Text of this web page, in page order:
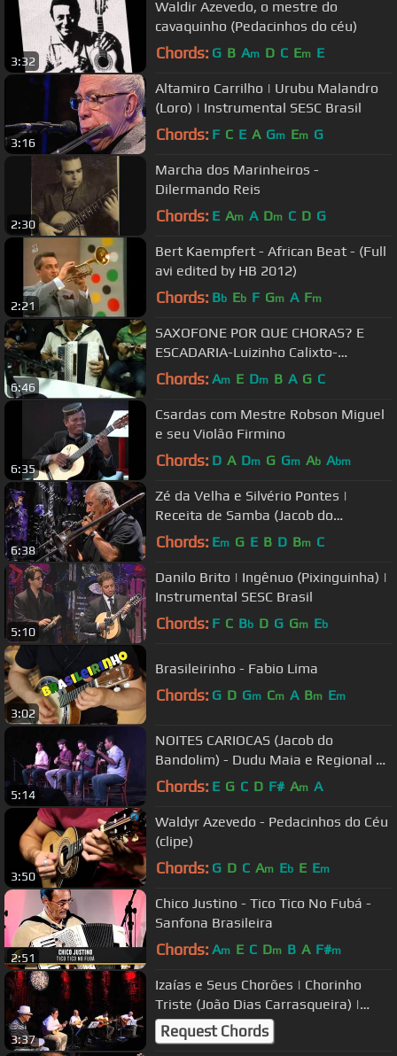
3:32
Waldir Azevedo, o mestre do
cavaquinho (Pedacinhos do céu)
Chords: G B Am D C Em E
3:16
Altamiro Carrilho | Urubu Malandro
(Loro) | Instrumental SESC Brasil
Chords: F C E A Gm Em G
2:30
Marcha dos Marinheiros -
Dilermando Reis
Chords: E Am A Dm C D G
2:21
Bert Kaempfert - African Beat - (Full
avi edited by HB 2012)
Chords: Bb Eb F Gm A Fm
6:46
SAXOFONE POR QUE CHORAS? E
ESCADARIA-Luizinho Calixto-
PROGRAMA BRASILEIRINHO.mp4
Chords: Am E Dm B A G C
6:35
Csardas com Mestre Robson Miguel
e seu Violão Firmino
Chords: D A Dm G Gm Ab Abm
6:38
Zé da Velha e Silvério Pontes |
Receita de Samba (Jacob do
Bandolim) | Instrumental SESC Brasil
Chords: Em G E B D Bm C
5:10
Danilo Brito | Ingênuo (Pixinguinha) |
Instrumental SESC Brasil
Chords: F C Bb D G Gm Eb
3:02
Brasileirinho - Fabio Lima
Chords: G D Gm Cm A Bm Em
5:14
NOITES CARIOCAS (Jacob do
Bandolim) - Dudu Maia e Regional ao
vivo no Clube do Choro
Chords: E G C D F# Am A
3:50
Waldyr Azevedo - Pedacinhos do Céu
(clipe)
Chords: G D C Am Eb E Em
2:51
Chico Justino - Tico Tico No Fubá -
Sanfona Brasileira
Chords: Am E C Dm B A F#m
3:37
Izaías e Seus Chorões | Chorinho
Triste (João Dias Carrasqueira) |
Instrumental Sesc Brasil
Request Chords